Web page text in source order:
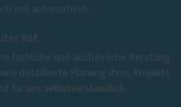
voll automatisch.
Rat
fachliche und ausführliche Beratung
detaillierte Planung Ihres Projekts
für uns selbstverständlich.